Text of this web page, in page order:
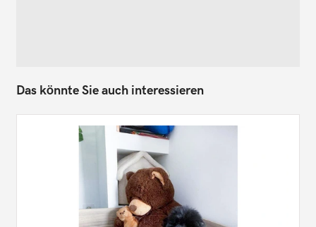
Das könnte Sie auch interessieren